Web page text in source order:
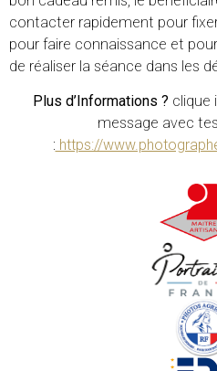
contacter rapidement pour
pour faire connaissance et
de réaliser la séance dans les
Plus d’Informations ? clique
message avec
: https://